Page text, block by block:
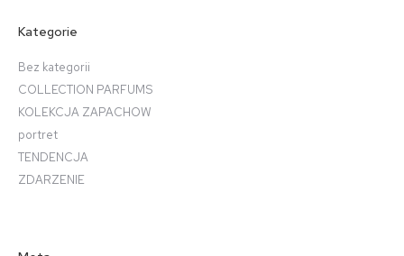
Kategorie
Bez kategorii
COLLECTION PARFUMS
KOLEKCJA ZAPACHOW
portret
TENDENCJA
ZDARZENIE